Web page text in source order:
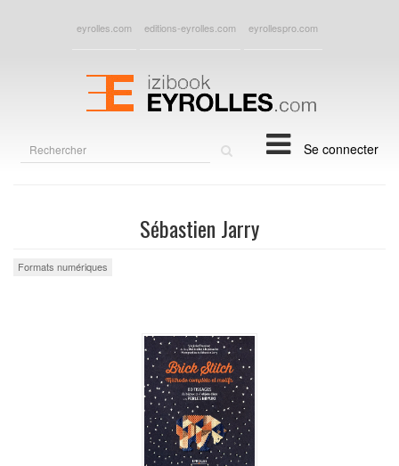
eyrolles.com editions-eyrolles.com eyrollespro.com
Se connecter
Sébastien Jarry
Formats numériques